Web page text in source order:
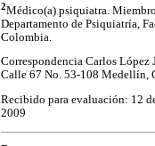
2Médico(a) psiquiatra.
Departamento de Psiquiatría,
Colombia.
Correspondencia Carlos
Calle 67 No. 53-108 Medellín,
Recibido para evaluación: 12
2009